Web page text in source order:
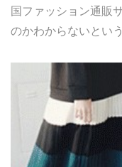
国ファッション通販
のかわからないとい